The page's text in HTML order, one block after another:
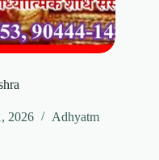
2026 Adhyatm